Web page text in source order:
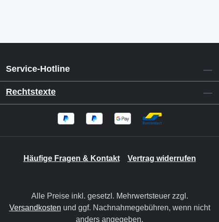
Service-Hotline
Rechtstexte
Häufige Fragen & Kontakt Vertrag widerrufen
Alle Preise inkl. gesetzl. Mehrwertsteuer zzgl.
Versandkosten und ggf. Nachnahmegebühren, wenn nicht
anders angegeben.